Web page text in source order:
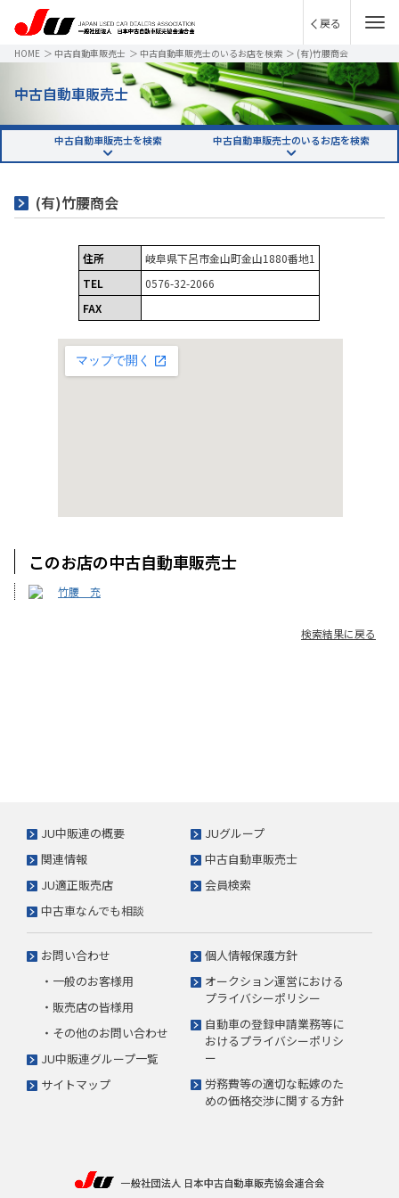
戻る
HOME ＞ 中古自動車販売士 ＞ 中古自動車販売士のいるお店を検索 ＞ (有)竹腰商会
中古自動車販売士
中古自動車販売士を検索 中古自動車販売士のいるお店を検索
(有)竹腰商会
住所
岐阜県下呂市金山町金山1880番地1
TEL
0576-32-2066
FAX
このお店の中古自動車販売士
竹腰 充
検索結果に戻る
JU中販連の概要
JUグループ
関連情報
中古自動車販売士
JU適正販売店
会員検索
中古車なんでも相談
お問い合わせ
・一般のお客様用
・販売店の皆様用
・その他のお問い合わせ
JU中販連グループ一覧
サイトマップ
個人情報保護方針
オークション運営における
プライバシーポリシー
自動車の登録申請業務等に
おけるプライバシーポリシ
ー
労務費等の適切な転嫁のた
めの価格交渉に関する方針